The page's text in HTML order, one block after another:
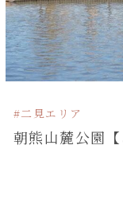
#二見エリア
朝熊山麓公園